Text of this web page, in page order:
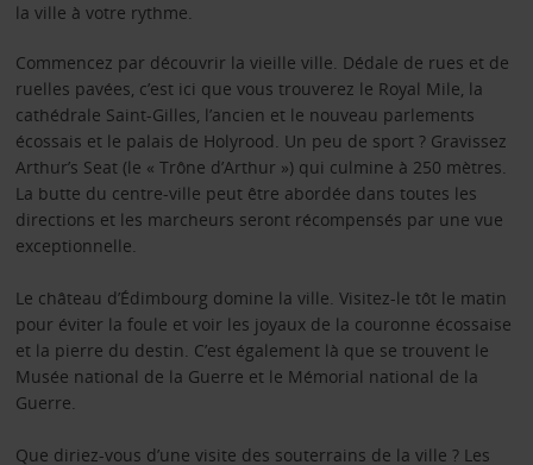
la ville à votre rythme.
Commencez par découvrir la vieille ville. Dédale de rues et de
ruelles pavées, c’est ici que vous trouverez le Royal Mile, la
cathédrale Saint-Gilles, l’ancien et le nouveau parlements
écossais et le palais de Holyrood. Un peu de sport ? Gravissez
Arthur’s Seat (le « Trône d’Arthur ») qui culmine à 250 mètres.
La butte du centre-ville peut être abordée dans toutes les
directions et les marcheurs seront récompensés par une vue
exceptionnelle.
Le château d’Édimbourg domine la ville. Visitez-le tôt le matin
pour éviter la foule et voir les joyaux de la couronne écossaise
et la pierre du destin. C’est également là que se trouvent le
Musée national de la Guerre et le Mémorial national de la
Guerre.
Que diriez-vous d’une visite des souterrains de la ville ? Les